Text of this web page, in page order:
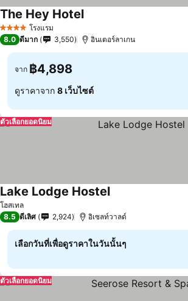
4 ดาว โรงแรม
The Hey Hotel
8.0 ดีมาก 3,550 อินเตอร์ลาเกน
จาก ฿4,898
ดูราคาจาก 8 เว็บไซต์
ตัวเลือกยอดนิยม
โฮสเทล
Lake Lodge Hostel
8.5 ดีเลิศ 2,924 อิเซลท์วาลด์
เลือกวันที่เพื่อดูราคาในวันนั้นๆ
ตัวเลือกยอดนิยม